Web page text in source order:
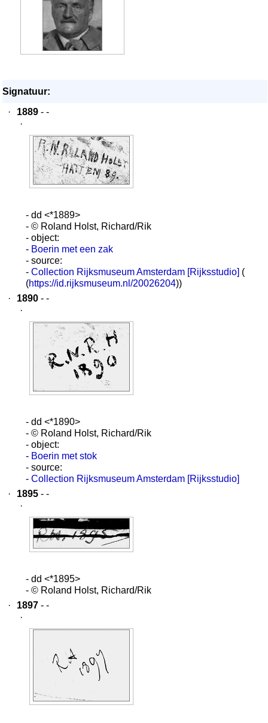
Signatuur:
·
1889 - -
·
- dd <*1889>
- © Roland Holst, Richard/Rik
- object:
- Boerin met een zak
- source:
- Collection Rijksmuseum Amsterdam [Rijksstudio] (
(https://id.rijksmuseum.nl/20026204))
·
1890 - -
·
- dd <*1890>
- © Roland Holst, Richard/Rik
- object:
- Boerin met stok
- source:
- Collection Rijksmuseum Amsterdam [Rijksstudio]
·
1895 - -
·
- dd <*1895>
- © Roland Holst, Richard/Rik
·
1897 - -
·